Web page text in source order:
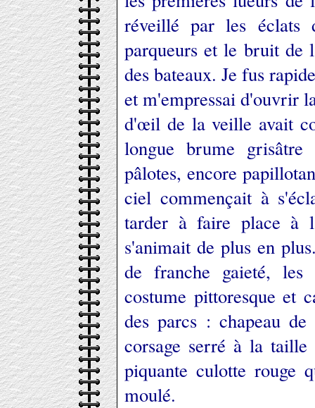
réveillé par les éclats
parqueurs et le bruit de
des bateaux. Je fus
et m'empressai d'ouvrir
d'œil de la veille avait
longue brume grisâtre
pâlotes, encore
ciel commençait à
tarder à faire place à
s'animait de plus en
de franche gaieté, les
costume pittoresque et
des parcs : chapeau
corsage serré à la
piquante culotte rouge
moulé.